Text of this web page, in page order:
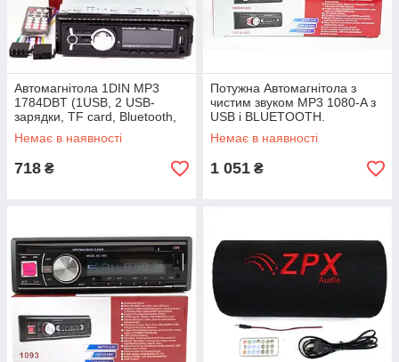
Автомагнітола 1DIN MP3
1784DBT (1USB, 2 USB-
зарядки, TF card, Bluetooth,
знімна панель) | Магнітола в
машину
Немає в наявності
718 ₴
Потужна Автомагнітола з
чистим звуком MP3 1080-A з
USB і BLUETOOTH.
Найкраща ціна!
Немає в наявності
1 051 ₴